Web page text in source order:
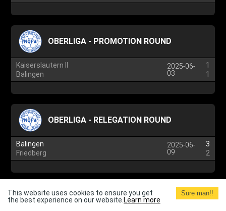
OBERLIGA - PROMOTION ROUND
Kaiserslautern II
Balingen
2025-06-
03
1
1
OBERLIGA - RELEGATION ROUND
Balingen
Friedberg
2025-06-
09
3
2
This website uses cookies to ensure you get
the best experience on our website. Learn more
Sure man!!